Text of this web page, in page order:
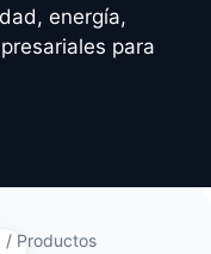
energía,
para
/ Productos